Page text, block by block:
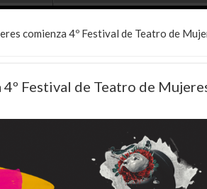
comienza 4º Festival de Teatro de
Festival de Teatro de